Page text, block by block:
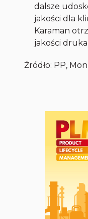
dalsze
jakości dla
Karaman
jakości
Źródło: PP,